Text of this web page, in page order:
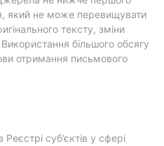
який не може перевищувати
тексту, зміни
більшого обсягу
отримання письмового
суб’єктів у сфері